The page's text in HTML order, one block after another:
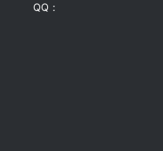
QQ：